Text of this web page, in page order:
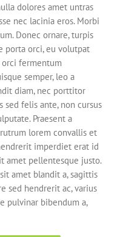
dolores amet untras
nec lacinia eros. Morbi
Donec ornare, turpis
porta orci, eu volutpat
orci fermentum
semper, leo a
diam, nec porttitor
sed felis ante, non cursus
Praesent a
lorem convallis et
imperdiet erat id
amet pellentesque justo.
amet blandit a, sagittis
sed hendrerit ac, varius
pulvinar bibendum a,